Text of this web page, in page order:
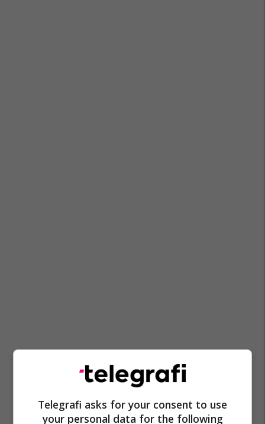
Telegrafi asks for your consent to use
your personal data for the following